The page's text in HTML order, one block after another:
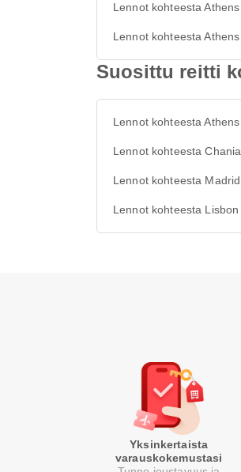
Lennot kohteesta
Lennot kohteesta
Suosittu reitti
Lennot kohteesta
Lennot kohteesta
Lennot kohteesta
Lennot kohteesta
Yksinkertaista
varauskokemustasi